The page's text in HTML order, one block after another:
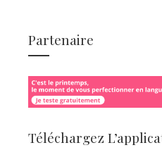
Partenaire
Téléchargez